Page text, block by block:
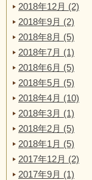
2018年12月 (2)
2018年9月 (2)
2018年8月 (5)
2018年7月 (1)
2018年6月 (5)
2018年5月 (5)
2018年4月 (10)
2018年3月 (1)
2018年2月 (5)
2018年1月 (5)
2017年12月 (2)
2017年9月 (1)